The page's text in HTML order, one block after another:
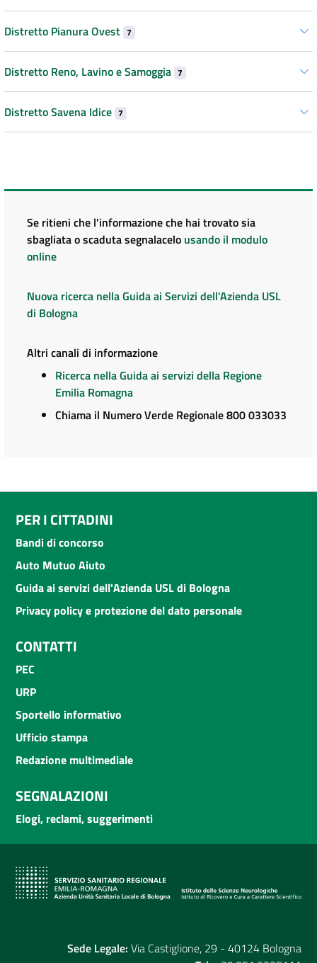
Distretto Pianura Ovest 7
Distretto Reno, Lavino e Samoggia 7
Distretto Savena Idice 7
Se ritieni che l'informazione che hai trovato sia
sbagliata o scaduta segnalacelo usando il modulo
online
Nuova ricerca nella Guida ai Servizi dell'Azienda USL
di Bologna
Altri canali di informazione
Ricerca nella Guida ai servizi della Regione
Emilia Romagna
Chiama il Numero Verde Regionale 800 033033
PER I CITTADINI
Bandi di concorso
Auto Mutuo Aiuto
Guida ai servizi dell'Azienda USL di Bologna
Privacy policy e protezione del dato personale
CONTATTI
PEC
URP
Sportello informativo
Ufficio stampa
Redazione multimediale
SEGNALAZIONI
Elogi, reclami, suggerimenti
Sede Legale: Via Castiglione, 29 - 40124 Bologna